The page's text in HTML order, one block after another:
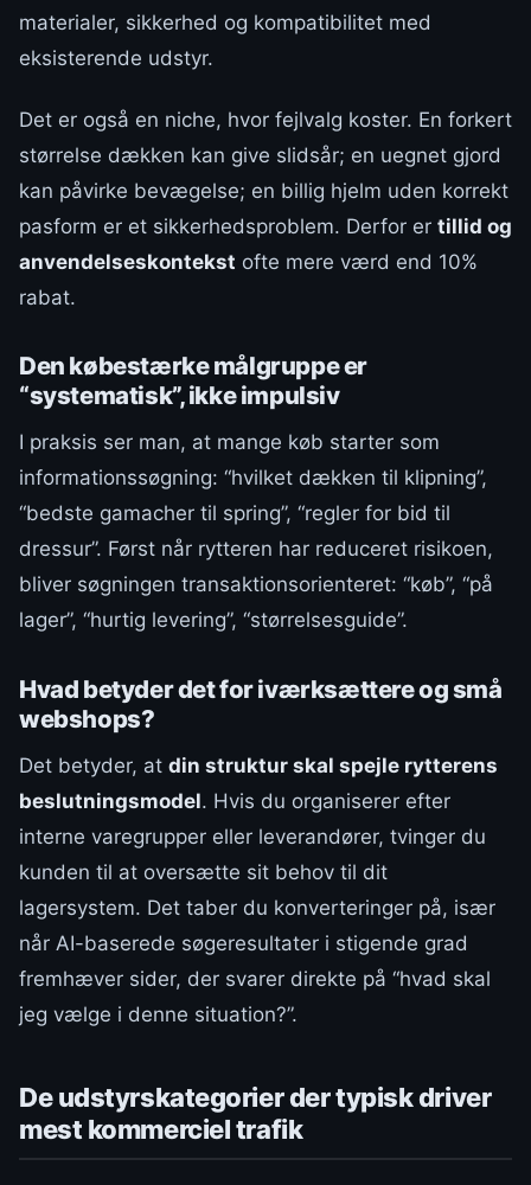
materialer, sikkerhed og kompatibilitet med
eksisterende udstyr.
Det er også en niche, hvor fejlvalg koster. En forkert
størrelse dækken kan give slidsår; en uegnet gjord
kan påvirke bevægelse; en billig hjelm uden korrekt
pasform er et sikkerhedsproblem. Derfor er tillid og
anvendelseskontekst ofte mere værd end 10%
rabat.
Den købestærke målgruppe er
“systematisk”, ikke impulsiv
I praksis ser man, at mange køb starter som
informationssøgning: “hvilket dækken til klipning”,
“bedste gamacher til spring”, “regler for bid til
dressur”. Først når rytteren har reduceret risikoen,
bliver søgningen transaktionsorienteret: “køb”, “på
lager”, “hurtig levering”, “størrelsesguide”.
Hvad betyder det for iværksættere og små
webshops?
Det betyder, at din struktur skal spejle rytterens
beslutningsmodel. Hvis du organiserer efter
interne varegrupper eller leverandører, tvinger du
kunden til at oversætte sit behov til dit
lagersystem. Det taber du konverteringer på, især
når AI-baserede søgeresultater i stigende grad
fremhæver sider, der svarer direkte på “hvad skal
jeg vælge i denne situation?”.
De udstyrskategorier der typisk driver
mest kommerciel trafik